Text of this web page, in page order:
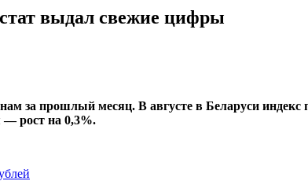
выдал свежие цифры
за прошлый месяц. В августе в Беларуси
— рост на 0,3%.